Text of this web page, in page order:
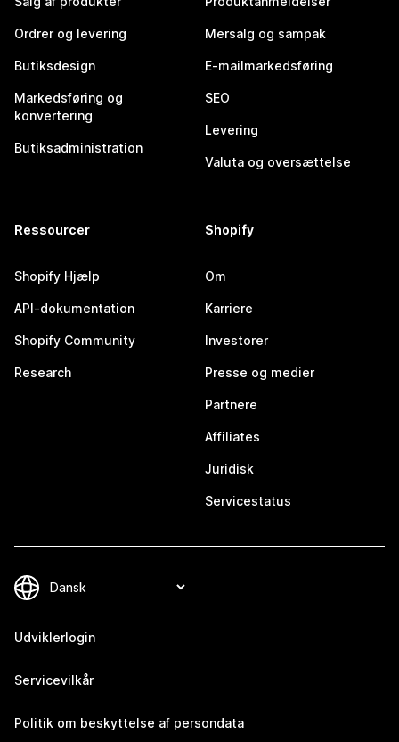
Ordrer og levering
Butiksdesign
Markedsføring og
konvertering
Butiksadministration
Mersalg og sampak
E-mailmarkedsføring
SEO
Levering
Valuta og oversættelse
Ressourcer
Shopify Hjælp
API-dokumentation
Shopify Community
Research
Shopify
Om
Karriere
Investorer
Presse og medier
Partnere
Affiliates
Juridisk
Servicestatus
Udviklerlogin
Servicevilkår
Politik om beskyttelse af persondata